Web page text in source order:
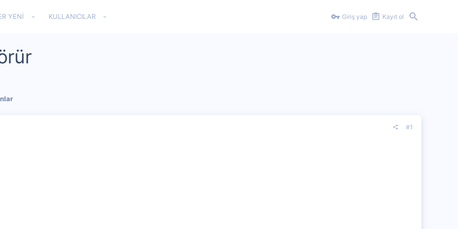
YENI KULLANICILAR Giriş yap Kayıt ol
#1